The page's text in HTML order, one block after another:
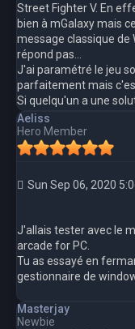
Street Fighter V. En
bien à mGalaxy mais
message classique de
répond pas...
J'ai paramétré le jeu
parfaitement mais
Si quelqu'un a une
Aeliss
Hero Member
Sun Sep 06, 2020
J'allais tester avec le
arcade for PC.
Tu as essayé en
gestionnaire de
Masterjay
Newbie